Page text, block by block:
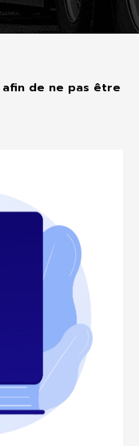
de ne pas être